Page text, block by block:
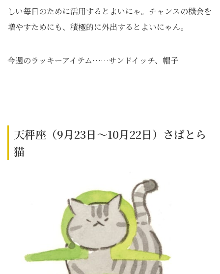
しい毎日のために活用するとよいにゃ。チャンスの機会を
増やすためにも、積極的に外出するとよいにゃん。
今週のラッキーアイテム……サンドイッチ、帽子
天秤座（9月23日～10月22日）さばとら
猫